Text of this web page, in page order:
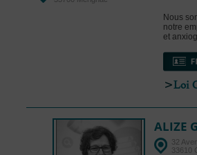
Nous
notre
et
>Loi
ALIZE
32
33610